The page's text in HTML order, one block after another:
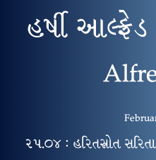
હર્ષી
૨૫.૦૪ : હરિતસ્રોત